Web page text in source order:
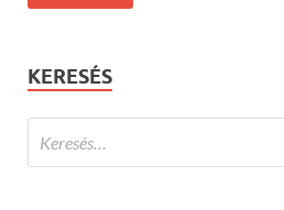
KERESÉS